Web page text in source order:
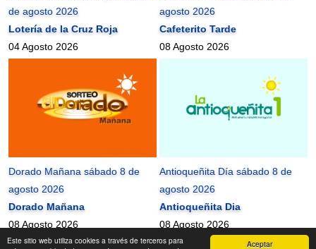
Aceptar
Este sitio web utiliza cookies a través de terceros para
de agosto 2026
Lotería de la Cruz Roja
04 Agosto 2026
agosto 2026
Cafeterito Tarde
08 Agosto 2026
Dorado Mañana sábado 8 de
agosto 2026
Dorado Mañana
08 Agosto 2026
Antioqueñita Día sábado 8 de
agosto 2026
Antioqueñita Dia
08 Agosto 2026